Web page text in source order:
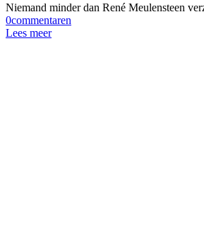
Niemand minder dan René Meulensteen
0commentaren
Lees meer